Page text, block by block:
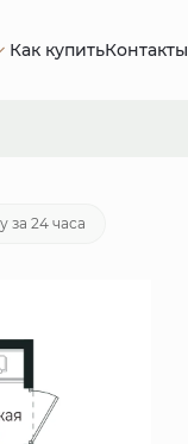
Как купитьКонтакты
руб./мес.
за 24 часа